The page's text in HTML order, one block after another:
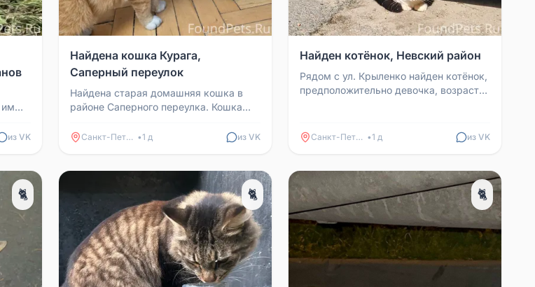
им
из VK
Найдена кошка Курага,
Саперный переулок
Найдена старая домашняя кошка в
районе Саперного переулка. Кошка
клинике вынули воспалё...
Санкт-Петербург •1 д из VK
Найден котёнок, Невский район
Рядом с ул. Крыленко найден котёнок,
предположительно девочка, возраст
Санкт-Петербург •1 д из VK
🐈 🐈 🐈